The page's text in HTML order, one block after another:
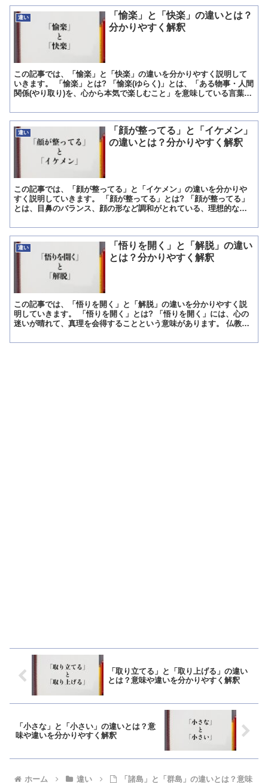
違い
「愉楽」と「快楽」の違いとは？
分かりやすく解釈
この記事では、「愉楽」と「快楽」の違いを分かりやすく説明して
いきます。 「愉楽」とは? 「愉楽(ゆらく)」とは、「ある物事・人間
関係(やり取り)を、心から本気で楽しむこと」を意味している言葉で
違い
「顔が整ってる」と「イケメン」
の違いとは？分かりやすく解釈
この記事では、「顔が整ってる」と「イケメン」の違いを分かりや
すく説明していきます。 「顔が整ってる」とは? 「顔が整ってる」
とは、目鼻のバランス、顔の形など調和がとれている、理想的な顔
違い
「悟りを開く」と「解脱」の違い
とは？分かりやすく解釈
この記事では、「悟りを開く」と「解脱」の違いを分かりやすく説
明していきます。 「悟りを開く」とは? 「悟りを開く」には、心の
迷いが晴れて、真理を会得することという意味があります。 仏教で
「取り立てる」と「取り上げる」の違い
とは？意味や違いを分かりやすく解釈
「小さな」と「小さい」の違いとは？意
味や違いを分かりやすく解釈
ホーム 違い 「諸島」と「群島」の違いとは？意味